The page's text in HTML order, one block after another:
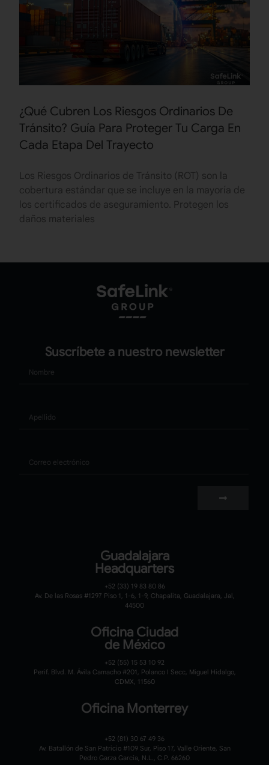
¿Qué Cubren Los Riesgos Ordinarios De
Tránsito? Guía Para Proteger Tu Carga En
Cada Etapa Del Trayecto
Los Riesgos Ordinarios de Tránsito (ROT) son la
cobertura estándar que se incluye en la mayoría de
los certificados de aseguramiento. Protegen los
daños materiales
Suscríbete a nuestro newsletter
Nombre
Guadalajara
Headquarters
+52 (33) 19 83 80 86
Av. De las Rosas #1297 Piso 1, 1-6, 1-9, Chapalita, Guadalajara, Jal,
44500
Oficina Ciudad
de México
+52 (55) 15 53 10 92
Perif. Blvd. M. Ávila Camacho #201, Polanco I Secc, Miguel Hidalgo,
CDMX, 11560
Oficina Monterrey
+52 (81) 30 67 49 36
Av. Batallón de San Patricio #109 Sur, Piso 17, Valle Oriente, San
Pedro Garza García, N.L., C.P. 66260